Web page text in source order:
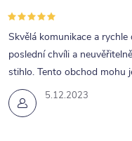
5.12.2023
Skvělá komunikace a
poslední chvíli a
stihlo. Tento obchod mohu